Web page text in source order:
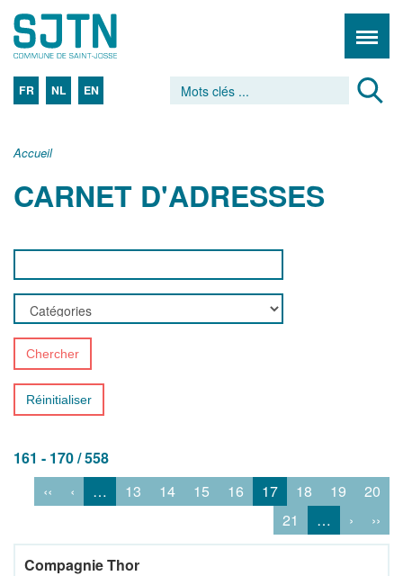
FR NL EN
Accueil
CARNET D'ADRESSES
Chercher
Réinitialiser
161 - 170 / 558
‹‹
‹ … 13 14 15 16 17 18 19
20
21
… › ››
Compagnie Thor